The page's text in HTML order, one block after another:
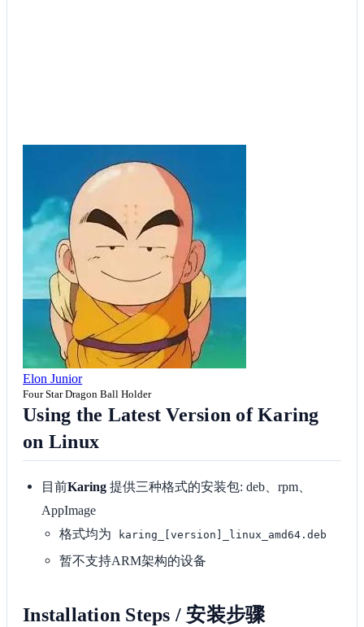
Elon Junior
Four Star Dragon Ball Holder
Using the Latest Version of Karing
on Linux
目前Karing提供三种格式的安装包: deb、rpm、
AppImage
格式均为
karing_[version]_linux_amd64.deb
暂不支持ARM架构的设备
Installation Steps / 安装步骤